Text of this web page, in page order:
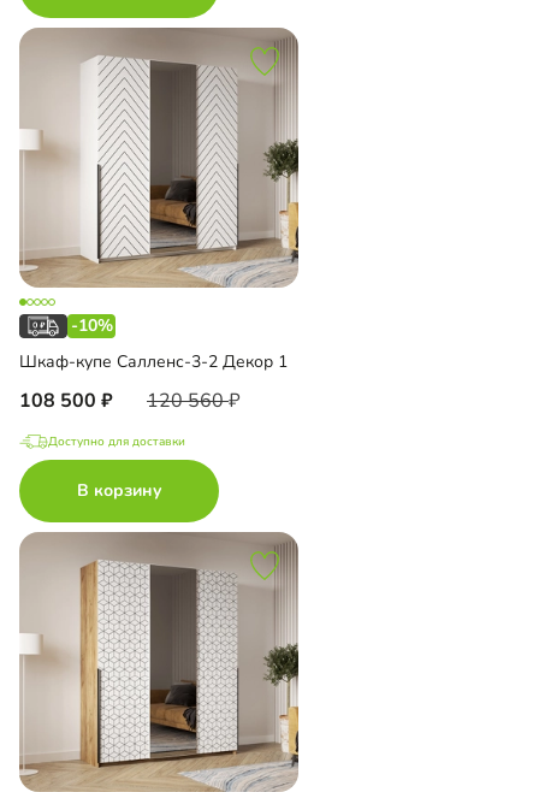
-10%
Шкаф-купе Салленс-3-2 Декор 1
108 500 120 560
Доступно для доставки
В корзину